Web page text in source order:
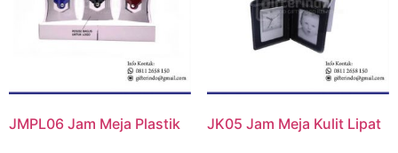
JMPL06 Jam Meja Plastik JK05 Jam Meja Kulit Lipat